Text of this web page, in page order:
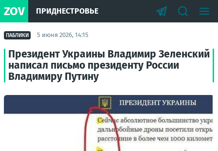
ZOV ПРИДНЕСТРОВЬЕ
ПАБЛИКИ 5 июня 2026, 14:15
Президент Украины Владимир Зеленский
написал письмо президенту России
Владимиру Путину